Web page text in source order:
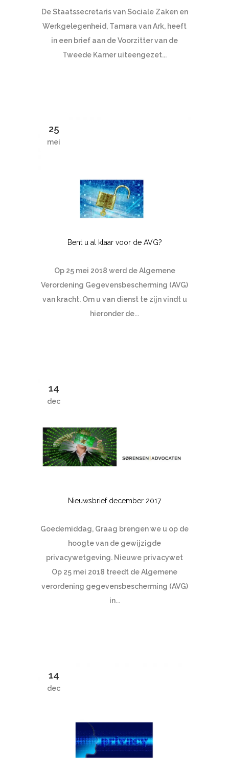
De Staatssecretaris van Sociale Zaken en
Werkgelegenheid, Tamara van Ark, heeft
in een brief aan de Voorzitter van de
Tweede Kamer uiteengezet...
25
mei
Bent u al klaar voor de AVG?
Op 25 mei 2018 werd de Algemene
Verordening Gegevensbescherming (AVG)
van kracht. Om u van dienst te zijn vindt u
hieronder de...
14
dec
Nieuwsbrief december 2017
Goedemiddag, Graag brengen we u op de
hoogte van de gewijzigde
privacywetgeving. Nieuwe privacywet
Op 25 mei 2018 treedt de Algemene
verordening gegevensbescherming (AVG)
in...
14
dec